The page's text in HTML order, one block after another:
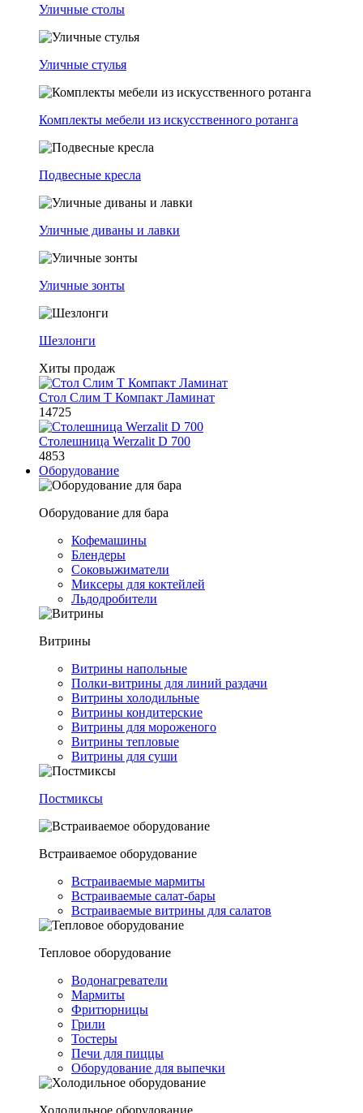
Уличные столы
Уличные стулья
Комплекты мебели из искусственного ротанга
Подвесные кресла
Уличные диваны и лавки
Уличные зонты
Шезлонги
Хиты продаж
Стол Слим Т Компакт Ламинат
14725
Столешница Werzalit D 700
4853
Оборудование
Оборудование для бара
Кофемашины
Блендеры
Соковыжиматели
Миксеры для коктейлей
Льдодробители
Витрины
Витрины напольные
Полки-витрины для линий раздачи
Витрины холодильные
Витрины кондитерские
Витрины для мороженого
Витрины тепловые
Витрины для суши
Постмиксы
Встраиваемое оборудование
Встраиваемые мармиты
Встраиваемые салат-бары
Встраиваемые витрины для салатов
Тепловое оборудование
Водонагреватели
Мармиты
Фритюрницы
Грили
Тостеры
Печи для пиццы
Оборудование для выпечки
Холодильное оборудование